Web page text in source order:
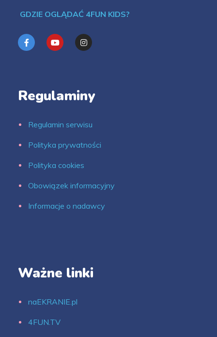
GDZIE OGLĄDAĆ 4FUN KIDS?
Regulaminy
Regulamin serwisu
Polityka prywatności
Polityka cookies
Obowiązek informacyjny
Informacje o nadawcy
Ważne linki
naEKRANIE.pl
4FUN.TV